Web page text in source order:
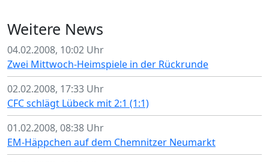
Weitere News
04.02.2008, 10:02 Uhr
Zwei Mittwoch-Heimspiele in der Rückrunde
02.02.2008, 17:33 Uhr
CFC schlägt Lübeck mit 2:1 (1:1)
01.02.2008, 08:38 Uhr
EM-Häppchen auf dem Chemnitzer Neumarkt